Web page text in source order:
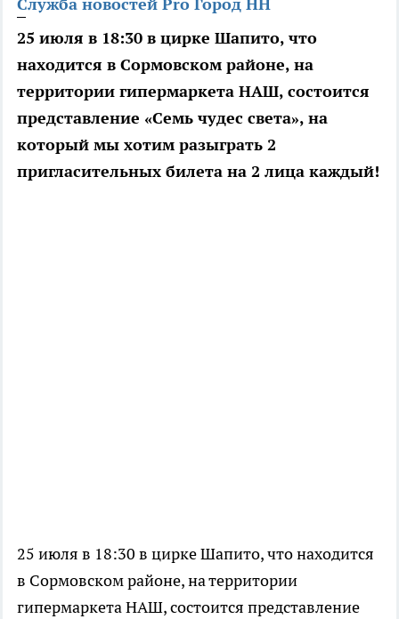
Служба новостей Pro Город НН
25 июля в 18:30 в цирке Шапито, что
находится в Сормовском районе, на
территории гипермаркета НАШ, состоится
представление «Семь чудес света», на
который мы хотим разыграть 2
пригласительных билета на 2 лица каждый!
25 июля в 18:30 в цирке Шапито, что находится
в Сормовском районе, на территории
гипермаркета НАШ, состоится представление